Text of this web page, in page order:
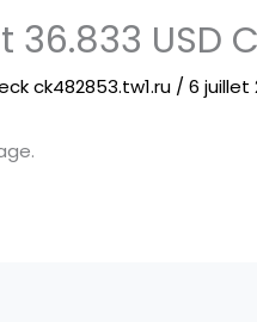
USD
ck482853.tw1.ru /6 juillet